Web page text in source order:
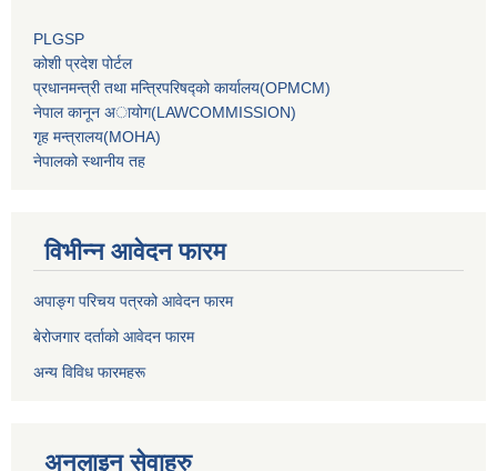
PLGSP
कोशी प्रदेश पोर्टल
प्रधानमन्‍त्री तथा मन्‍त्रिपरिषद्को कार्यालय(OPMCM)
नेपाल कानून अायोग(LAWCOMMISSION)
गृह मन्‍त्रालय(MOHA)
नेपालको स्थानीय तह
विभीन्न आवेदन फारम
अपाङ्ग परिचय पत्रको आवेदन फारम
बेरोजगार दर्ताको आवेदन फारम
अन्य विविध फारमहरू
अनलाइन सेवाहरु